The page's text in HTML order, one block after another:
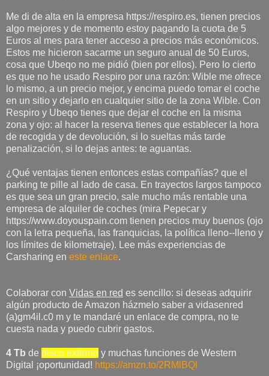
Me di de alta en la empresa https://respiro.es, tienen precios
algo mejores y de momento estoy pagando la cuota de 5
Euros al mes para tener acceso a precios más económicos.
Estos me hicieron sacarme un seguro anual de 50 Euros,
cosa que Ubeqo no me pidió (bien por ellos). Pero lo cierto
es que no he usado Respiro por una razón: Wible me ofrece
lo mismo, a un precio mejor, y encima puedo tomar el coche
en un sitio y dejarlo en cualquier sitio de la zona Wible. Con
Respiro y Ubeqo tienes que dejar el coche en la misma
zona y ojo: al hacer la reserva tienes que establecer la hora
de recogida y de devolución, si lo sueltas más tarde
penalización, si lo dejas antes: te aguantas.
¿Qué ventajas tienen entonces estas compañías? que el
parking te pille al lado de casa. En trayectos largos tampoco
es que sea un gran precio, sale mucho más rentable una
empresa de alquiler de coches (mira Pepecar y
https://www.doyouspain.com tienen precios muy buenos (ojo
con la letra pequeña, las franquicias, la política lleno--lleno y
los límites de kilometraje). Lee más experiencias de
Carsharing en este enlace.
Colaborar con Vidas en red es sencillo: si deseas adquirir
algún producto de Amazon házmelo saber a vidasenred
(a)gm4il.c0 m y te mandaré un enlace de compra, no te
cuesta nada y puedo cubrir gastos.
4 Tb de disco externo y muchas funciones de Western
Digital ¡oportunidad! https://amzn.to/2RMlBQl